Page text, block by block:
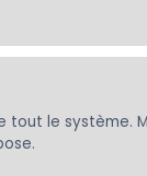
le système.